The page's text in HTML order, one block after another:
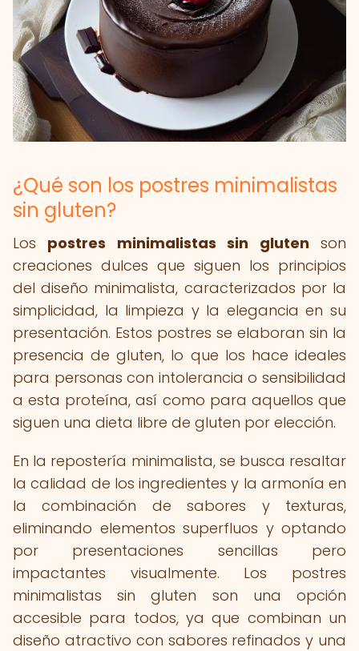
¿Qué son los postres minimalistas
sin gluten?
Los postres minimalistas sin gluten son
creaciones dulces que siguen los principios
del diseño minimalista, caracterizados por la
simplicidad, la limpieza y la elegancia en su
presentación. Estos postres se elaboran sin la
presencia de gluten, lo que los hace ideales
para personas con intolerancia o sensibilidad
a esta proteína, así como para aquellos que
siguen una dieta libre de gluten por elección.
En la repostería minimalista, se busca resaltar
la calidad de los ingredientes y la armonía en
la combinación de sabores y texturas,
eliminando elementos superfluos y optando
por presentaciones sencillas pero
impactantes visualmente. Los postres
minimalistas sin gluten son una opción
accesible para todos, ya que combinan un
diseño atractivo con sabores refinados y una